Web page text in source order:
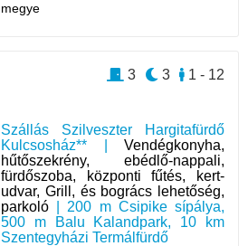
megye
Szállás Szilveszter Hargitafürdő
Kulcsosház** | Vendégkonyha,
hűtőszekrény, ebédlő-nappali,
fürdőszoba, központi fűtés, kert-
udvar, Grill, és bogrács lehetőség,
parkoló | 200 m Csipike sípálya,
500 m Balu Kalandpark, 10 km
Szentegyházi Termálfürdő
1 - 12
3
3